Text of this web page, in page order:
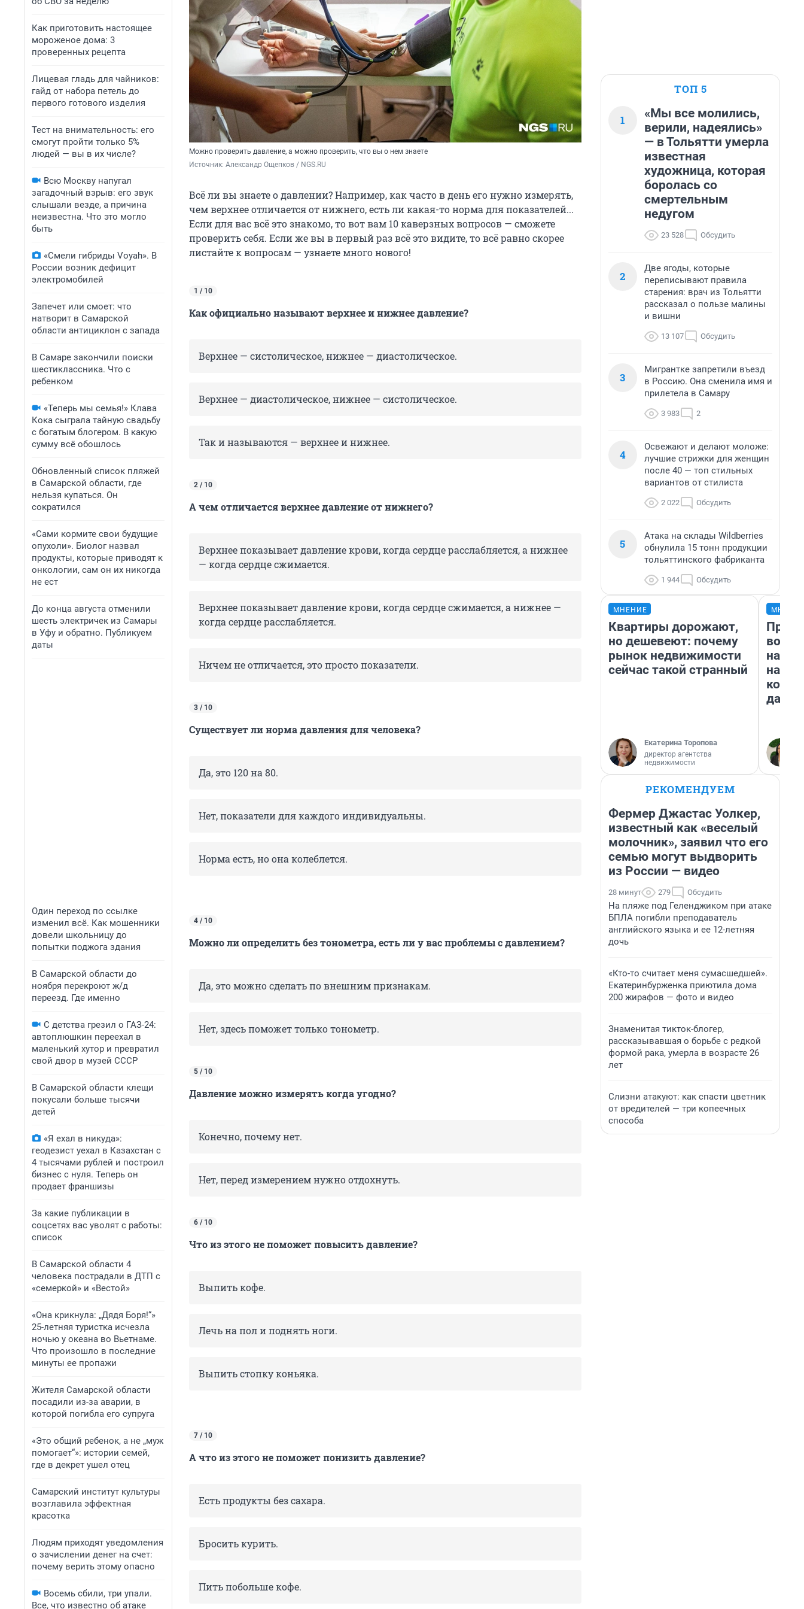
Как приготовить настоящее
мороженое дома: 3
проверенных рецепта
Лицевая гладь для чайников:
гайд от набора петель до
первого готового изделия
Тест на внимательность: его
смогут пройти только 5%
людей — вы в их числе?
Всю Москву напугал
загадочный взрыв: его звук
слышали везде, а причина
неизвестна. Что это могло
быть
«Смели гибриды Voyah». В
России возник дефицит
электромобилей
Запечет или смоет: что
натворит в Самарской
области антициклон с запада
В Самаре закончили поиски
шестиклассника. Что с
ребенком
«Теперь мы семья!» Клава
Кока сыграла тайную свадьбу
с богатым блогером. В какую
сумму всё обошлось
Обновленный список пляжей
в Самарской области, где
нельзя купаться. Он
сократился
«Сами кормите свои будущие
опухоли». Биолог назвал
продукты, которые приводят к
онкологии, сам он их никогда
не ест
До конца августа отменили
шесть электричек из Самары
в Уфу и обратно. Публикуем
даты
Один переход по ссылке
изменил всё. Как мошенники
довели школьницу до
попытки поджога здания
В Самарской области до
ноября перекроют ж/д
переезд. Где именно
С детства грезил о ГАЗ-24:
автоплюшкин переехал в
маленький хутор и превратил
свой двор в музей СССР
В Самарской области клещи
покусали больше тысячи
детей
«Я ехал в никуда»:
геодезист уехал в Казахстан с
4 тысячами рублей и построил
бизнес с нуля. Теперь он
продает франшизы
За какие публикации в
соцсетях вас уволят с работы:
список
В Самарской области 4
человека пострадали в ДТП с
«семеркой» и «Вестой»
«Она крикнула: „Дядя Боря!“»
25-летняя туристка исчезла
ночью у океана во Вьетнаме.
Что произошло в последние
минуты ее пропажи
Жителя Самарской области
посадили из-за аварии, в
которой погибла его супруга
«Это общий ребенок, а не „муж
помогает“»: истории семей,
где в декрет ушел отец
Самарский институт культуры
возглавила эффектная
красотка
Людям приходят уведомления
о зачислении денег на счет:
почему верить этому опасно
Восемь сбили, три упали.
Все, что известно об атаке
Можно проверить давление, а можно проверить, что вы о нем знаете
Источник: Александр Ощепков / NGS.RU
Всё ли вы знаете о давлении? Например, как часто в день его нужно измерять,
чем верхнее отличается от нижнего, есть ли какая-то норма для показателей...
Если для вас всё это знакомо, то вот вам 10 каверзных вопросов — сможете
проверить себя. Если же вы в первый раз всё это видите, то всё равно скорее
листайте к вопросам — узнаете много нового!
1 / 10
Как официально называют верхнее и нижнее давление?
Верхнее — систолическое, нижнее — диастолическое.
Верхнее — диастолическое, нижнее — систолическое.
Так и называются — верхнее и нижнее.
2 / 10
А чем отличается верхнее давление от нижнего?
Верхнее показывает давление крови, когда сердце расслабляется, а нижнее
— когда сердце сжимается.
Верхнее показывает давление крови, когда сердце сжимается, а нижнее —
когда сердце расслабляется.
Ничем не отличается, это просто показатели.
3 / 10
Существует ли норма давления для человека?
Да, это 120 на 80.
Нет, показатели для каждого индивидуальны.
Норма есть, но она колеблется.
4 / 10
Можно ли определить без тонометра, есть ли у вас проблемы с давлением?
Да, это можно сделать по внешним признакам.
Нет, здесь поможет только тонометр.
5 / 10
Давление можно измерять когда угодно?
Конечно, почему нет.
Нет, перед измерением нужно отдохнуть.
6 / 10
Что из этогоне поможетповысить давление?
Выпить кофе.
Лечь на пол и поднять ноги.
Выпить стопку коньяка.
7 / 10
А что из этогоне поможетпонизить давление?
Есть продукты без сахара.
Бросить курить.
Пить побольше кофе.
ТОП 5
1
«Мы все молились,
верили, надеялись»
— в Тольятти умерла
известная
художница, которая
боролась со
смертельным
недугом
23 528 Обсудить
2
Две ягоды, которые
переписывают правила
старения: врач из Тольятти
рассказал о пользе малины
и вишни
13 107 Обсудить
3
Мигрантке запретили въезд
в Россию. Она сменила имя и
прилетела в Самару
3 983 2
4
Освежают и делают моложе:
лучшие стрижки для женщин
после 40 — топ стильных
вариантов от стилиста
2 022 Обсудить
5
Атака на склады Wildberries
обнулила 15 тонн продукции
тольяттинского фабриканта
1 944 Обсудить
МНЕНИЕ
Квартиры дорожают,
но дешевеют: почему
рынок недвижимости
сейчас такой странный
Екатерина Торопова
директор агентства
недвижимости
нам
даже
РЕКОМЕНДУЕМ
Фермер Джастас Уолкер,
известный как «веселый
молочник», заявил что его
семью могут выдворить
из России — видео
28 минут 279 Обсудить
На пляже под Геленджиком при атаке
БПЛА погибли преподаватель
английского языка и ее 12-летняя
дочь
«Кто-то считает меня сумасшедшей».
Екатеринбурженка приютила дома
200 жирафов — фото и видео
Знаменитая тикток-блогер,
рассказывавшая о борьбе с редкой
формой рака, умерла в возрасте 26
лет
Слизни атакуют: как спасти цветник
от вредителей — три копеечных
способа